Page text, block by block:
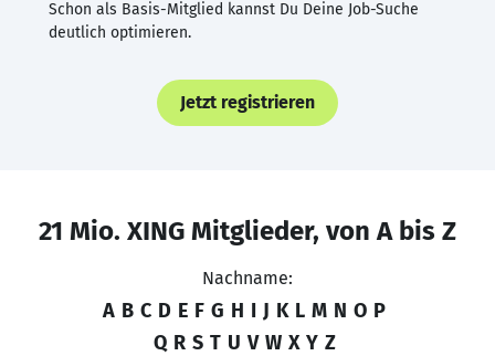
Schon als Basis-Mitglied kannst Du Deine Job-Suche
deutlich optimieren.
Jetzt registrieren
21 Mio. XING Mitglieder, von A bis Z
Nachname:
A B C D E F G H I J K L M N O P
Q R S T U V W X Y Z